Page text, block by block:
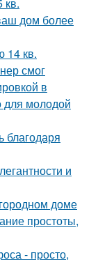
дом более
14 кв.
смог
в
для молодой
благодаря
и
доме
простоты,
- просто,